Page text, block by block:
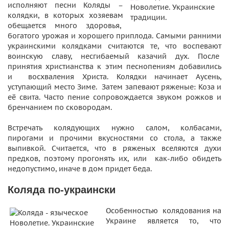
исполняют песни Коляды –
колядки, в которых хозяевам
обещается много здоровья,
богатого урожая и хорошего приплода. Самыми ранними
украинскими колядками считаются те, что воспевают
воинскую славу, несгибаемый казачий дух. После
принятия христианства к этим песнопениям добавились
и восхваления Христа. Колядки начинает Аусень,
уступающий место Зиме. Затем запевают ряженые: Коза и
её свита. Часто пение сопровождается звуком рожков и
бренчанием по сковородам.
Встречать колядующих нужно салом, колбасами,
пирогами и прочими вкусностями со стола, а также
выпивкой. Считается, что в ряженых вселяются духи
предков, поэтому прогонять их, или как-либо обидеть
недопустимо, иначе в дом придет беда.
Коляда по-украински
Особенностью колядования на
Украине является то, что